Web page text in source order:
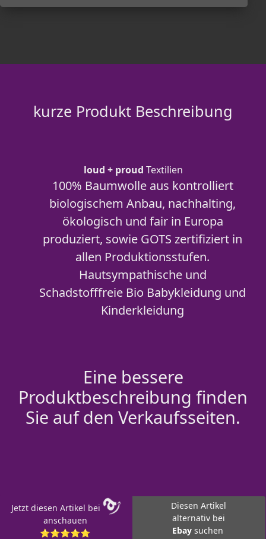
kurze Produkt Beschreibung
loud + proud Textilien
100% Baumwolle aus kontrolliert
biologischem Anbau, nachhalting,
ökologisch und fair in Europa
produziert, sowie GOTS zertifiziert in
allen Produktionsstufen.
Hautsympathische und
Schadstofffreie Bio Babykleidung und
Kinderkleidung
Eine bessere
Produktbeschreibung finden
Sie auf den Verkaufsseiten.
Jetzt diesen Artikel bei
anschauen
⭐⭐⭐⭐⭐
Diesen Artikel
alternativ bei
Ebay suchen